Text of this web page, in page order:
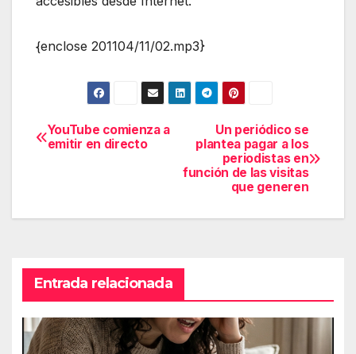
{enclose 201104/11/02.mp3}
Navegación
Un periódico se
plantea pagar a los
periodistas en
función de las visitas
que generen
YouTube comienza a
emitir en directo
Entrada relacionada